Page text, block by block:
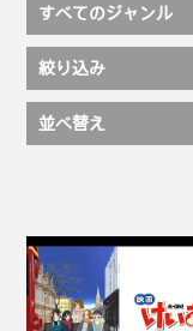
すべてのジャンル
絞り込み
並べ替え